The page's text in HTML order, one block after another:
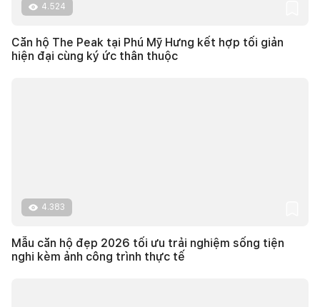
4.524
Căn hộ The Peak tại Phú Mỹ Hưng kết hợp tối giản
hiện đại cùng ký ức thân thuộc
4.383
Mẫu căn hộ đẹp 2026 tối ưu trải nghiệm sống tiện
nghi kèm ảnh công trình thực tế